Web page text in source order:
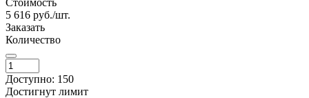
5 616 руб./шт.
Заказать
Количество
Доступно: 150
Достигнут лимит